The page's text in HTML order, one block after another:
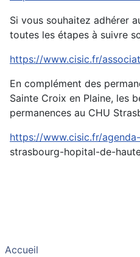
Si vous souhaitez adhérer
toutes les étapes à suivre
https://www.cisic.fr/
En complément des
Sainte Croix en Plaine, les
permanences au CHU
https://www.cisic.fr/
strasbourg-hopital-de-
Accueil